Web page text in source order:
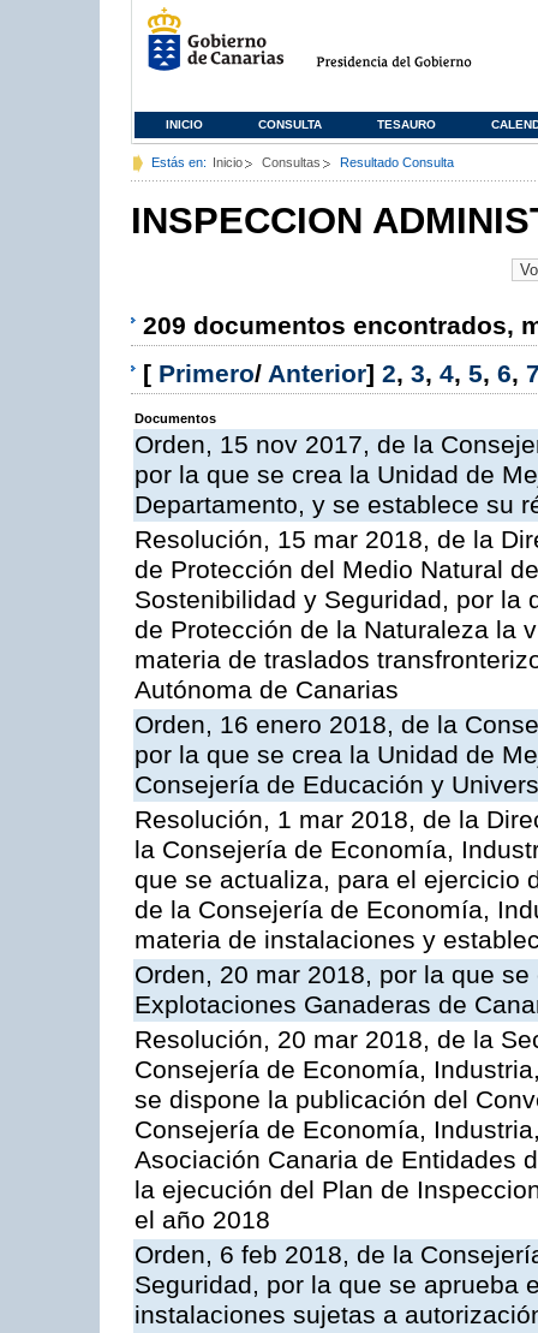
INICIO CONSULTA TESAURO
Estás en: Inicio Consultas Resultado Consulta
INSPECCION
209 documentos encontrados,
[ Primero/ Anterior] 2, 3, 4, 5, 6,
Documentos
Orden, 15 nov 2017, de la
por la que se crea la Unidad de
Departamento, y se establece su
Resolución, 15 mar 2018, de la
de Protección del Medio Natural
Sostenibilidad y Seguridad, por la
de Protección de la Naturaleza la
materia de traslados
Autónoma de Canarias
Orden, 16 enero 2018, de la
por la que se crea la Unidad de
Consejería de Educación y
Resolución, 1 mar 2018, de la
la Consejería de Economía,
que se actualiza, para el ejercicio
de la Consejería de Economía,
materia de instalaciones y
Orden, 20 mar 2018, por la que
Explotaciones Ganaderas de
Resolución, 20 mar 2018, de la
Consejería de Economía,
se dispone la publicación del
Consejería de Economía,
Asociación Canaria de Entidades
la ejecución del Plan de
el año 2018
Orden, 6 feb 2018, de la
Seguridad, por la que se aprueba
instalaciones sujetas a